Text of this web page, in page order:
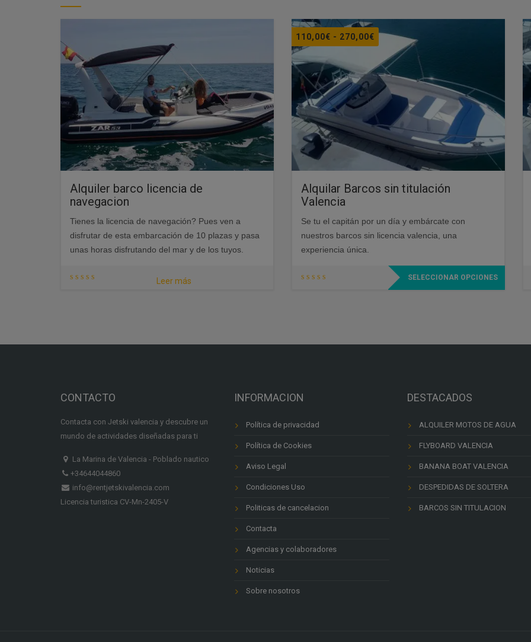
Alquiler barco licencia de
navegacion
Tienes la licencia de navegación? Pues ven a
disfrutar de esta embarcación de 10 plazas y pasa
unas horas disfrutando del mar y de los tuyos.
Leer más
110,00€ - 270,00€ Rango
precios:
desde
110,00€
hasta
270,00€
Alquilar Barcos sin titulación
Valencia
Se tu el capitán por un día y embárcate con
nuestros barcos sin licencia valencia, una
experiencia única.
SELECCIONAR OPCIONES
Este
producto
Las
elegir
página
producto
CONTACTO
Contacta con Jetski valencia y descubre un
mundo de actividades diseñadas para ti
La Marina de Valencia - Poblado nautico
+34644044860
info@rentjetskivalencia.com
Licencia turistica CV-Mn-2405-V
INFORMACION
Política de privacidad
Política de Cookies
Aviso Legal
Condiciones Uso
Politicas de cancelacion
Contacta
Agencias y colaboradores
Noticias
Sobre nosotros
DESTACADOS
ALQUILER MOTOS DE AGUA
FLYBOARD VALENCIA
BANANA BOAT VALENCIA
DESPEDIDAS DE SOLTERA
BARCOS SIN TITULACION